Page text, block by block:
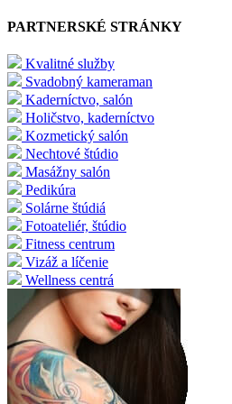
PARTNERSKÉ STRÁNKY
Kvalitné služby
Svadobný kameraman
Kaderníctvo, salón
Holičstvo, kaderníctvo
Kozmetický salón
Nechtové štúdio
Masážny salón
Pedikúra
Solárne štúdiá
Fotoateliér, štúdio
Fitness centrum
Vizáž a líčenie
Wellness centrá